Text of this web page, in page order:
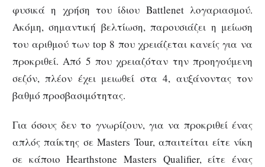
φυσικά η χρήση του ίδιου Battlenet λογαριασμού.
Ακόμη, σημαντική βελτίωση, παρουσιάζει η μείωση
του αριθμού των top 8 που χρειάζεται κανείς για να
προκριθεί. Από 5 που χρειαζόταν την προηγούμενη
σεζόν, πλέον έχει μειωθεί στα 4, αυξάνοντας τον
βαθμό προσβασιμότητας.
Για όσους δεν το γνωρίζουν, για να προκριθεί ένας
απλός παίκτης σε Masters Tour, απαιτείται είτε νίκη
σε κάποιο Hearthstone Masters Qualifier, είτε ένας